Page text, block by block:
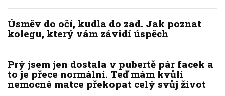
Úsměv do očí, kudla do zad. Jak poznat
kolegu, který vám závidí úspěch
Prý jsem jen dostala v pubertě pár facek a
to je přece normální. Teď mám kvůli
nemocné matce překopat celý svůj život